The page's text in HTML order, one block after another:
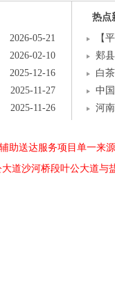
2026-05-21
2026-02-10
2025-12-16
2025-11-27
2025-11-26
热点
【
郏
白
中
河
助送达服务项目单一来
道沙河桥段叶公大道